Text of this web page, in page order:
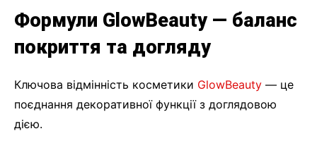
Формули GlowBeauty — баланс
покриття та догляду
Ключова відмінність косметики GlowBeauty — це
поєднання декоративної функції з доглядовою
дією.